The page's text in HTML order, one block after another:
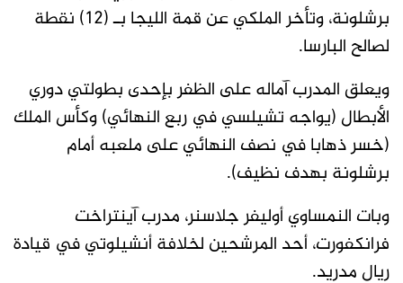
برشلونة، وتأخر الملكي عن قمة الليجا بـ (12) نقطة
لصالح البارسا.
ويعلق المدرب آماله على الظفر بإحدى بطولتي دوري
الأبطال (يواجه تشيلسي في ربع النهائي) وكأس الملك
(خسر ذهابا في نصف النهائي على ملعبه أمام
برشلونة بهدف نظيف).
وبات النمساوي أوليفر جلاسنر، مدرب آينتراخت
فرانكفورت، أحد المرشحين لخلافة أنشيلوتي في قيادة
ريال مدريد.